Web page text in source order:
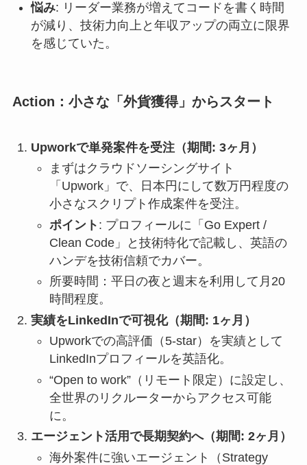
悩み: リーダー業務が増えてコードを書く時間
が減り、技術力向上と年収アップの両立に限界
を感じていた。
Action：小さな「外貨獲得」からスタート
Upworkで単発案件を受注（期間: 3ヶ月）
まずはクラウドソーシングサイト
「Upwork」で、日本円にして数万円程度の
小さなスクリプト作成案件を受注。
ポイント : プロフィールに「Go Expert /
Clean Code」と技術特化で記載し、英語の
ハンデを技術信頼でカバー。
所要時間：平日の夜と週末を利用して月20
時間程度。
実績をLinkedInで可視化（期間: 1ヶ月）
Upworkでの高評価（5-star）を実績として
LinkedInプロフィールを英語化。
“Open to work”（リモート限定）に設定し、
全世界のリクルーターからアクセス可能
に。
エージェント活用で長期契約へ（期間: 2ヶ月）
海外案件に強いエージェント（Strategy